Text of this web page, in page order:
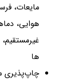
مایعات،
ها
چاپ‌پذیری